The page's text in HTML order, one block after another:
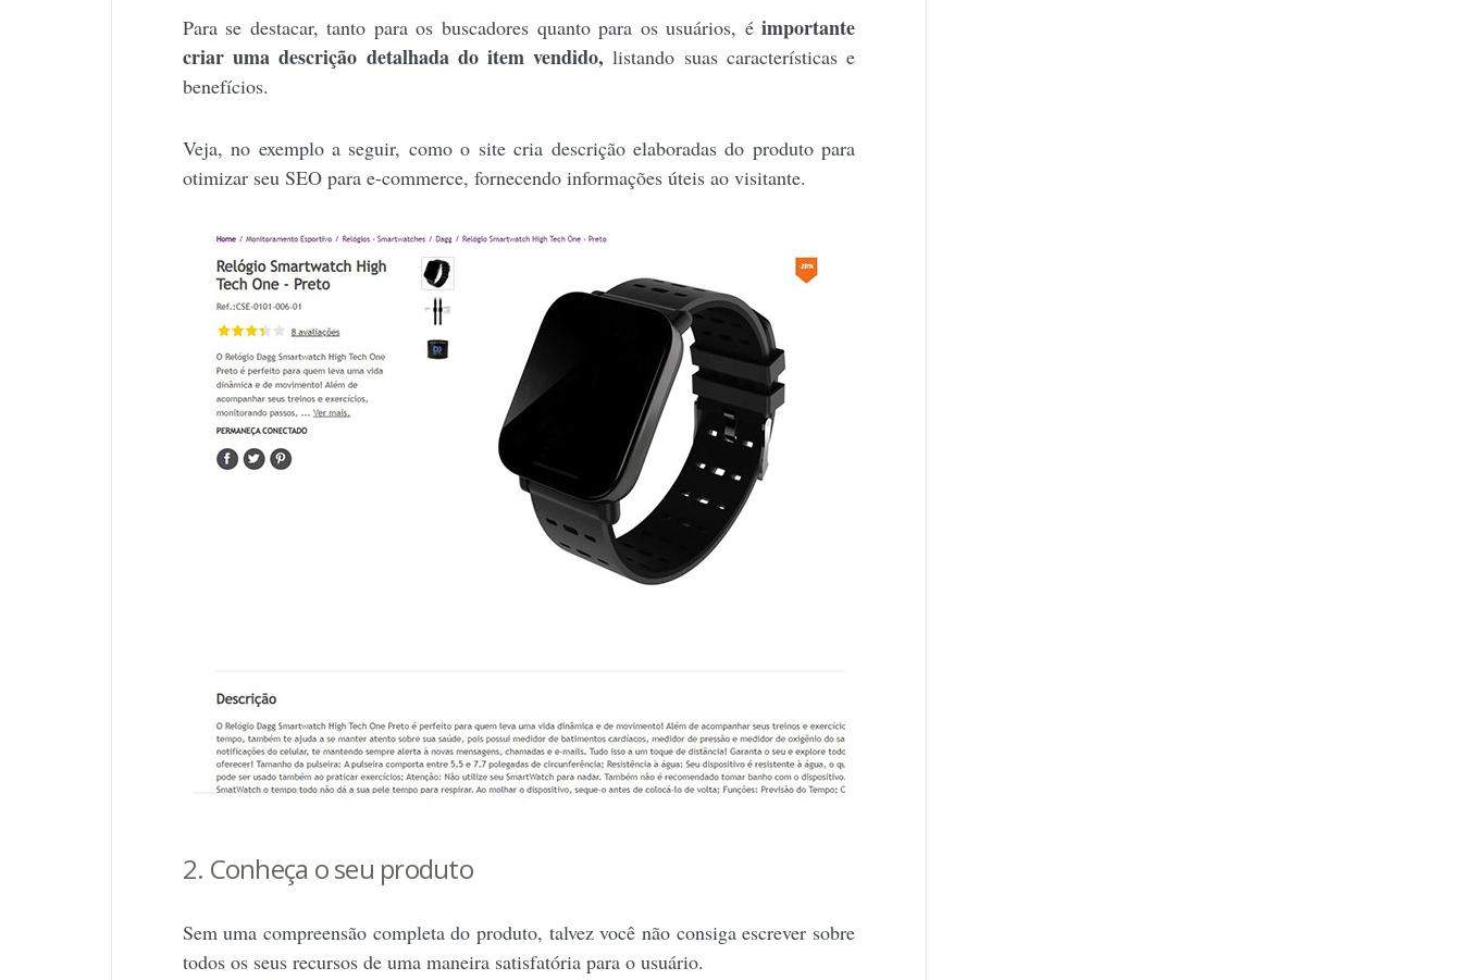
Para se destacar, tanto para os buscadores quanto para os usuários, éimportante
criar uma descrição detalhada do item vendido,listando suas características e
benefícios.
Veja, no exemplo a seguir, como o site cria descrição elaboradas do produto para
otimizar seu SEO para e-commerce, fornecendo informações úteis ao visitante.
2. Conheça o seu produto
Sem uma compreensão completa do produto, talvez você não consiga escrever sobre
todos os seus recursos de uma maneira satisfatória para o usuário.